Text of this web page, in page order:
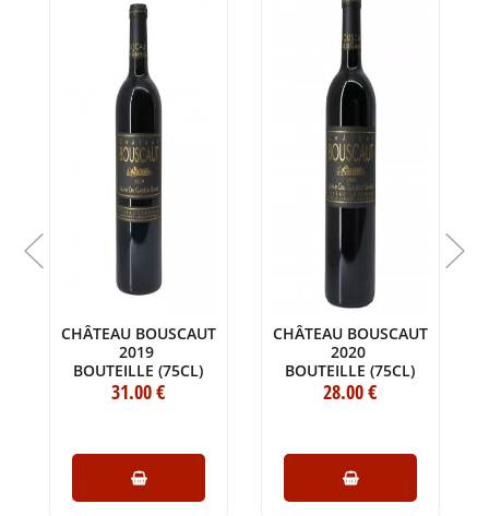
CHÂTEAU BOUSCAUT
2019
BOUTEILLE (75CL)
31.00€
CHÂTEAU BOUSCAUT
2020
BOUTEILLE (75CL)
28.00€